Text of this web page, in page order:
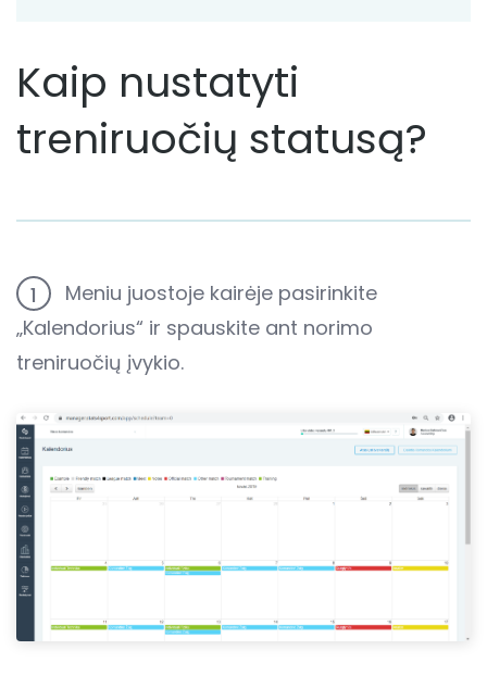
Kaip nustatyti
treniruočių statusą?
1
Meniu juostoje kairėje pasirinkite
„Kalendorius“ ir spauskite ant norimo
treniruočių įvykio.